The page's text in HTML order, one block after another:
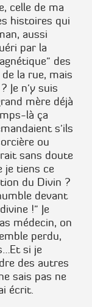
celle de ma
histoires qui
aussi
par la
des
la rue, mais
Je n'y suis
mère déjà
là ça
s'ils
ou
sans doute
je tiens ce
du Divin ?
devant
!" Je
médecin, on
perdu,
si je
des autres
sais pas ne
écrit.